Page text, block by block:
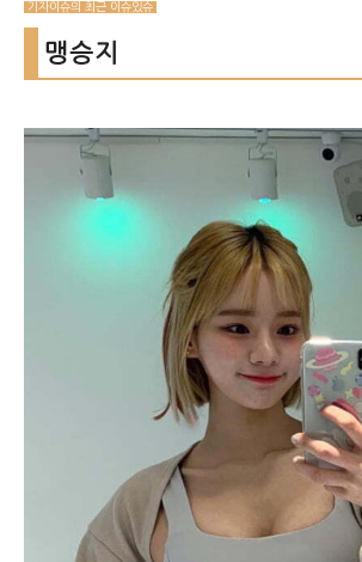
기자이슈의 최근 이슈있슈
맹승지